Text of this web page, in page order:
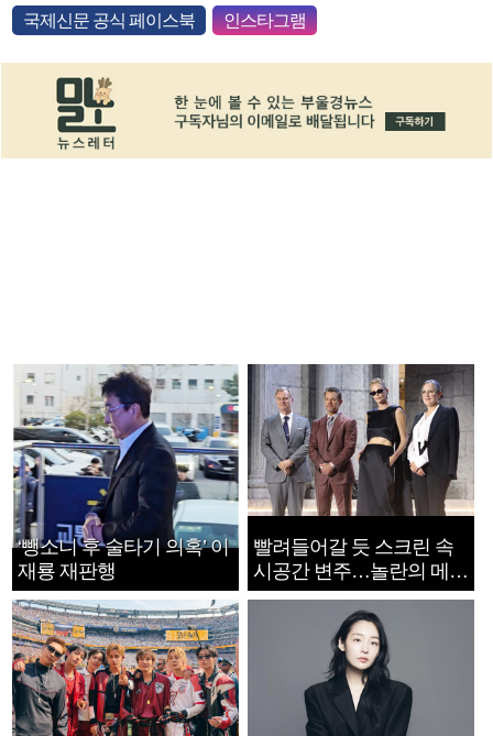
국제신문 공식 페이스북 인스타그램
‘뺑소니 후 술타기 의혹’ 이
재룡 재판행
빨려들어갈 듯 스크린 속
시공간 변주…놀란의 메시
지는 ‘전쟁 속죄’